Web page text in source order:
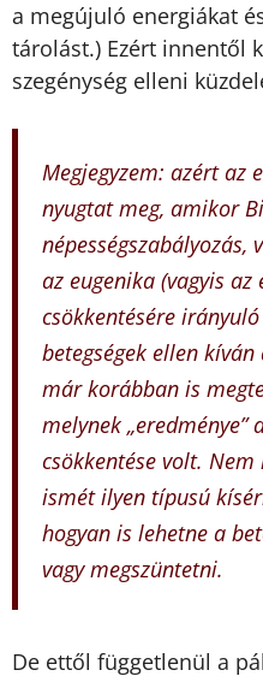
a megújuló energiákat
tárolást.) Ezért innentől
szegénység elleni
Megjegyzem: azért az
nyugtat meg, amikor
népességszabályozás,
az eugenika (vagyis
csökkentésére
betegségek ellen
már korábban is
melynek „eredménye”
csökkentése volt.
ismét ilyen típusú
hogyan is lehetne a
vagy megszüntetni.
De ettől függetlenül a